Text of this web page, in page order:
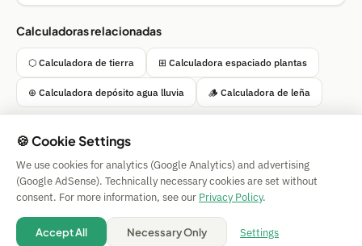
Calculadoras relacionadas
⬡ Calculadora de tierra ⊞ Calculadora espaciado plantas
⊕ Calculadora depósito agua lluvia 🪵 Calculadora de leña
Simple Calculator
Impressum
| Privacy | Terms |
🍪 Cookies
💡 Suggest a calculator
🍪 Cookie Settings
We use cookies for analytics (Google Analytics) and advertising
(Google AdSense). Technically necessary cookies are set without
consent. For more information, see our Privacy Policy.
Accept All Necessary Only Settings